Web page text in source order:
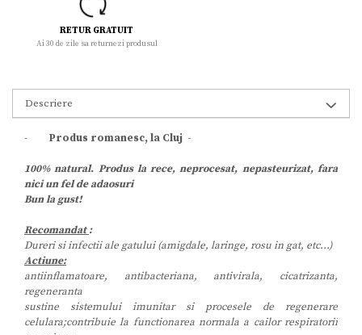
RETUR GRATUIT
Ai 30 de zile sa returnezi produsul
Descriere
- Produs romanesc, la Cluj -
100% natural. Produs la rece, neprocesat, nepasteurizat, fara
nici un fel de adaosuri
Bun la gust!
Recomandat:
Dureri si infectii ale gatului (amigdale, laringe, rosu in gat, etc...)
Actiune:
antiinflamatoare, antibacteriana, antivirala, cicatrizanta,
regeneranta
sustine sistemului imunitar si procesele de regenerare
celulara;contribuie la functionarea normala a cailor respiratorii